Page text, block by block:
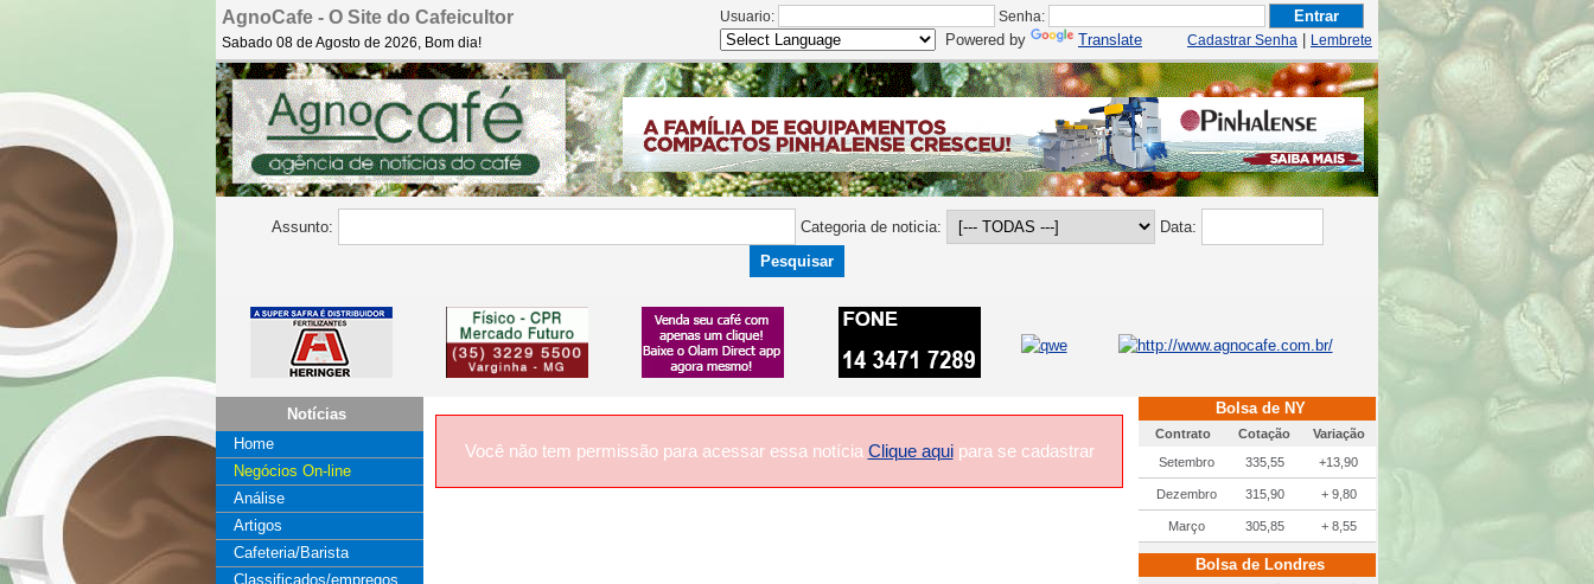
AgnoCafe - O Site do Cafeicultor
Sabado 08 de Agosto de 2026, Bom dia!
Usuario:
Senha:
Cadastrar Senha
Lembrete
Powered by Translate
Assunto: Categoria de noticia: Data:
Notícias
Home
Negócios On-line
Análise
Artigos
Cafeteria/Barista
Classificados/empregos
Você não tem permissão para acessar essa notícia Clique aquipara se cadastrar
Bolsa de NY
Contrato Cotação
Variação
Setembro
335,55 +13,90
Dezembro 315,90 + 9,80
Março 305,85 + 8,55
Bolsa de Londres